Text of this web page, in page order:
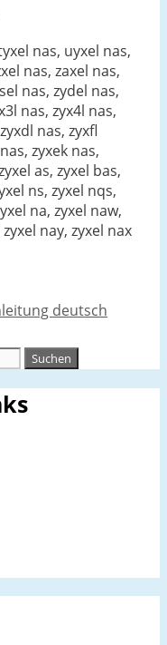
nas, uyxel nas,
nas, zaxel nas,
nas, zydel nas,
nas, zyx4l nas,
nas, zyxfl
zyxek nas,
as, zyxel bas,
ns, zyxel nqs,
na, zyxel naw,
nay, zyxel nax
deutsch